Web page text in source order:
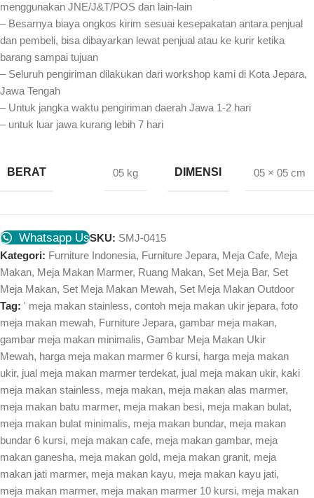
menggunakan JNE/J&T/POS dan lain-lain
– Besarnya biaya ongkos kirim sesuai kesepakatan antara penjual
dan pembeli, bisa dibayarkan lewat penjual atau ke kurir ketika
barang sampai tujuan
– Seluruh pengiriman dilakukan dari workshop kami di Kota Jepara,
Jawa Tengah
– Untuk jangka waktu pengiriman daerah Jawa 1-2 hari
– untuk luar jawa kurang lebih 7 hari
BERAT 05 kg DIMENSI 05 × 05 cm
Whatsapp UsSKU: SMJ-0415
Kategori: Furniture Indonesia, Furniture Jepara, Meja Cafe, Meja
Makan, Meja Makan Marmer, Ruang Makan, Set Meja Bar, Set
Meja Makan, Set Meja Makan Mewah, Set Meja Makan Outdoor
Tag: ' meja makan stainless, contoh meja makan ukir jepara, foto
meja makan mewah, Furniture Jepara, gambar meja makan,
gambar meja makan minimalis, Gambar Meja Makan Ukir
Mewah, harga meja makan marmer 6 kursi, harga meja makan
ukir, jual meja makan marmer terdekat, jual meja makan ukir, kaki
meja makan stainless, meja makan, meja makan alas marmer,
meja makan batu marmer, meja makan besi, meja makan bulat,
meja makan bulat minimalis, meja makan bundar, meja makan
bundar 6 kursi, meja makan cafe, meja makan gambar, meja
makan ganesha, meja makan gold, meja makan granit, meja
makan jati marmer, meja makan kayu, meja makan kayu jati,
meja makan marmer, meja makan marmer 10 kursi, meja makan